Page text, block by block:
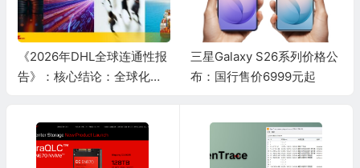
《2026年DHL全球连通性报
告》：核心结论：全球化韧
三星Galaxy S26系列价格公
布：国行售价6999元起